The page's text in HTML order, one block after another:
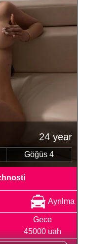
24 year
Göğüs 4
Ayrılma
Gece
45000 uah